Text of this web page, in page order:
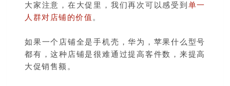
大家注意，在大促里，我们再次可以感受到 单一
人群对店铺的价值 。
如果一个店铺全是手机壳，华为，苹果什么型号
都有，这种店铺是很难通过提高客件数，来提高
大促销售额。